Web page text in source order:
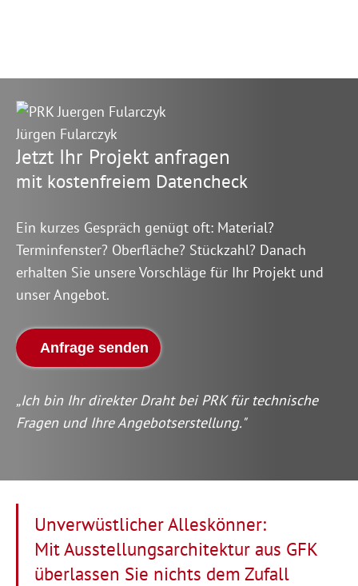
Jürgen Fularczyk
Jetzt Ihr Projekt anfragen
mit kostenfreiem Datencheck
Ein kurzes Gespräch genügt oft: Material?
Terminfenster? Oberfläche? Stückzahl? Danach
erhalten Sie unsere Vorschläge für Ihr Projekt und
unser Angebot.
Anfrage senden
„Ich bin Ihr direkter Draht bei PRK für technische
Fragen und Ihre Angebotserstellung."
Unverwüstlicher Alleskönner:
Mit Ausstellungsarchitektur aus GFK
überlassen Sie nichts dem Zufall